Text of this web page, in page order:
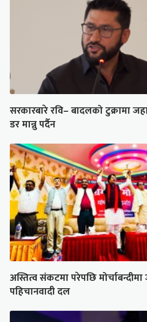
सरकारबारे रवि– बादलको टुक्रामा
डर मान्नु पर्दैन
अस्तित्व संकटमा परेपछि
पहिचानवादी दल